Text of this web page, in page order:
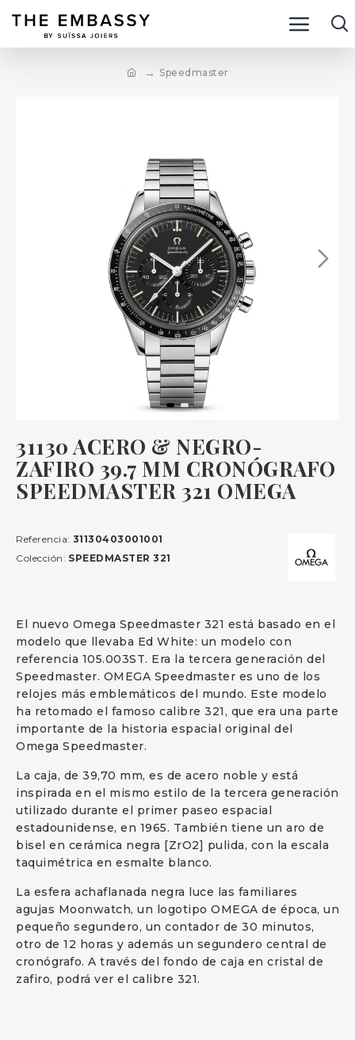
Speedmaster
31130 ACERO & NEGRO-
ZAFIRO 39.7 MM CRONÓGRAFO
SPEEDMASTER 321 OMEGA
El nuevo Omega Speedmaster 321 está basado en el
modelo que llevaba Ed White: un modelo con
referencia 105.003ST. Era la tercera generación del
Speedmaster. OMEGA Speedmaster es uno de los
relojes más emblemáticos del mundo. Este modelo
ha retomado el famoso calibre 321, que era una parte
importante de la historia espacial original del
Omega Speedmaster.
La caja, de 39,70 mm, es de acero noble y está
inspirada en el mismo estilo de la tercera generación
utilizado durante el primer paseo espacial
estadounidense, en 1965. También tiene un aro de
bisel en cerámica negra [ZrO2] pulida, con la escala
taquimétrica en esmalte blanco.
La esfera achaflanada negra luce las familiares
agujas Moonwatch, un logotipo OMEGA de época, un
pequeño segundero, un contador de 30 minutos,
otro de 12 horas y además un segundero central de
cronógrafo. A través del fondo de caja en cristal de
zafiro, podrá ver el calibre 321.
Referencia: 31130403001001
Colección: SPEEDMASTER 321